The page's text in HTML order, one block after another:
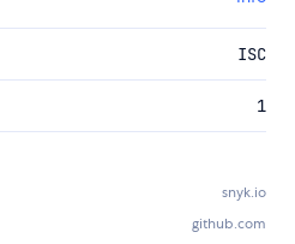
ISC
1
snyk.io
github.com